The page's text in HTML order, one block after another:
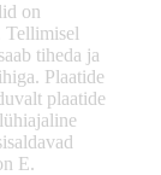
on
Tellimisel
tiheda ja
Plaatide
plaatide
E.